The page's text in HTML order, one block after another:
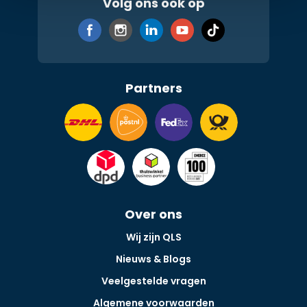
Partners
Over ons
Wij zijn QLS
Nieuws & Blogs
Veelgestelde vragen
Algemene voorwaarden